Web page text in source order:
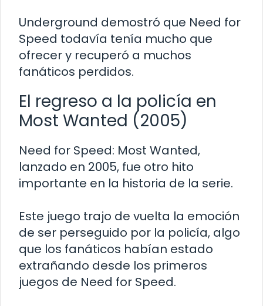
Underground demostró que Need for
Speed todavía tenía mucho que
ofrecer y recuperó a muchos
fanáticos perdidos.
El regreso a la policía en
Most Wanted (2005)
Need for Speed: Most Wanted,
lanzado en 2005, fue otro hito
importante en la historia de la serie.
Este juego trajo de vuelta la emoción
de ser perseguido por la policía, algo
que los fanáticos habían estado
extrañando desde los primeros
juegos de Need for Speed.